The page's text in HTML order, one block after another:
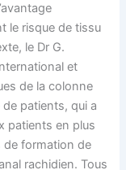
le risque de tissu
le Dr G.
et
de la colonne
patients, qui a
patients en plus
de formation de
rachidien. Tous